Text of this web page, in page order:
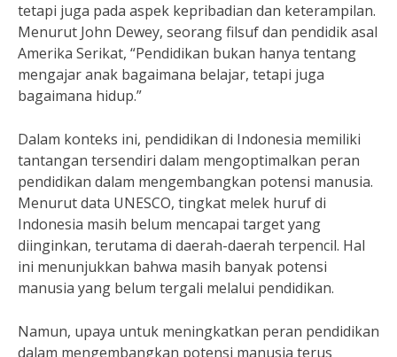
tetapi juga pada aspek kepribadian dan keterampilan.
Menurut John Dewey, seorang filsuf dan pendidik asal
Amerika Serikat, “Pendidikan bukan hanya tentang
mengajar anak bagaimana belajar, tetapi juga
bagaimana hidup.”
Dalam konteks ini, pendidikan di Indonesia memiliki
tantangan tersendiri dalam mengoptimalkan peran
pendidikan dalam mengembangkan potensi manusia.
Menurut data UNESCO, tingkat melek huruf di
Indonesia masih belum mencapai target yang
diinginkan, terutama di daerah-daerah terpencil. Hal
ini menunjukkan bahwa masih banyak potensi
manusia yang belum tergali melalui pendidikan.
Namun, upaya untuk meningkatkan peran pendidikan
dalam mengembangkan potensi manusia terus